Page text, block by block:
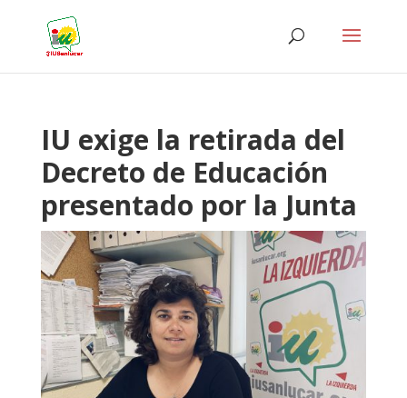
IU exige la retirada del
Decreto de Educación
presentado por la Junta